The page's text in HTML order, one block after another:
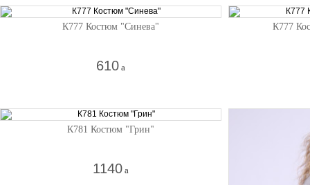
К777 Костюм "Синева"
610 a
К777
К781 Костюм "Грин"
1140 a